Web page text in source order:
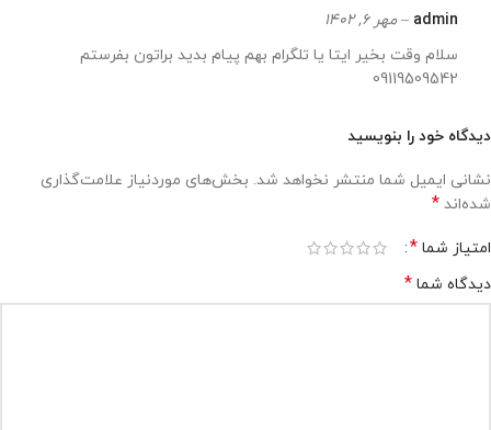
admin
– مهر 6, 1402
سلام وقت بخیر ایتا یا تلگرام بهم پیام بدید براتون بفرستم
09119509542
دیدگاه خود را بنویسید
نشانی ایمیل شما منتشر نخواهد شد. بخش‌های موردنیاز علامت‌گذاری
شده‌اند *
امتیاز شما *
دیدگاه شما *